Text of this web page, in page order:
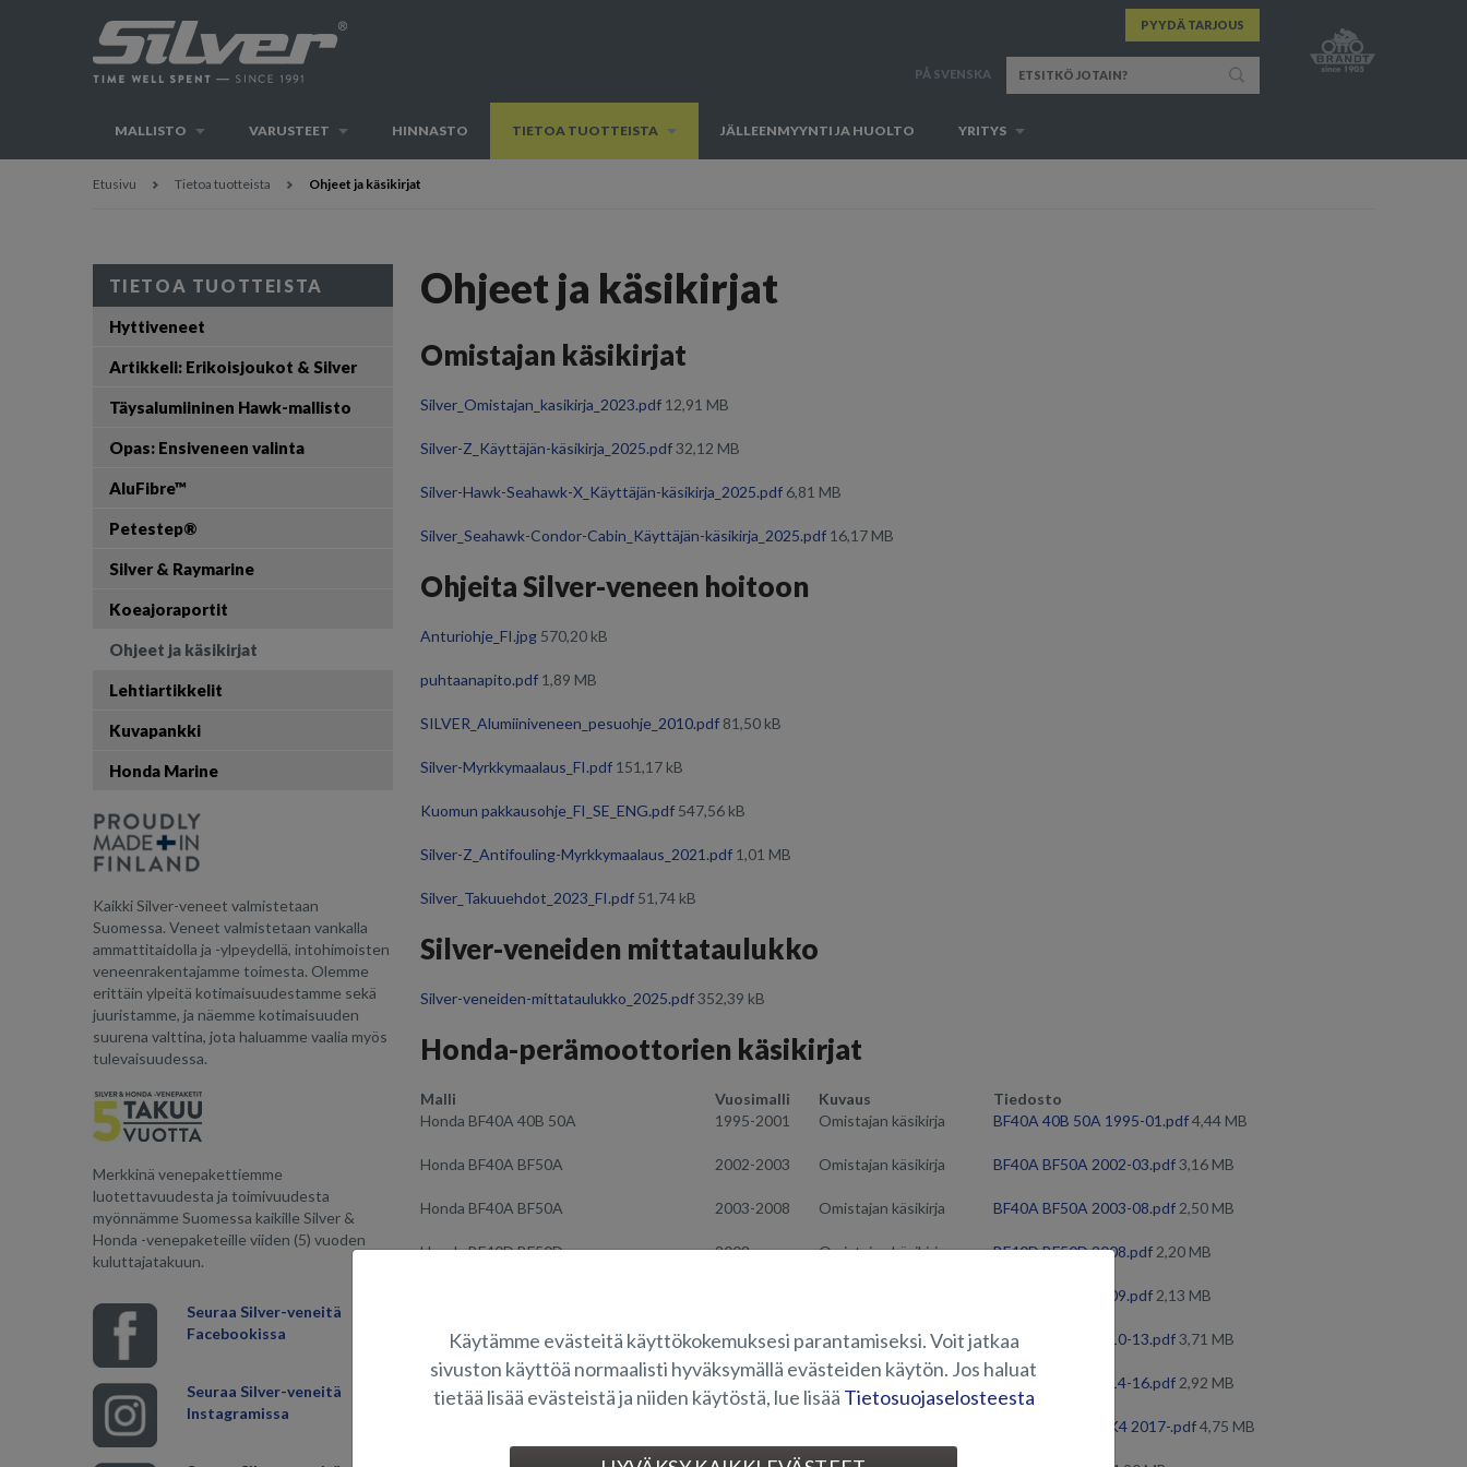
PYYDÄ TARJOUS
PÅ SVENSKA
MALLISTO VARUSTEET HINNASTO TIETOA TUOTTEISTA JÄLLEENMYYNTI JA HUOLTO YRITYS
Etusivu Tietoa tuotteista Ohjeet ja käsikirjat
Ohjeet ja käsikirjat
Omistajan käsikirjat
Silver_Omistajan_kasikirja_2023.pdf12,91 MB
Silver-Z_Käyttäjän-käsikirja_2025.pdf32,12 MB
Silver-Hawk-Seahawk-X_Käyttäjän-käsikirja_2025.pdf6,81 MB
Silver_Seahawk-Condor-Cabin_Käyttäjän-käsikirja_2025.pdf16,17 MB
Ohjeita Silver-veneen hoitoon
Anturiohje_FI.jpg570,20 kB
puhtaanapito.pdf1,89 MB
SILVER_Alumiiniveneen_pesuohje_2010.pdf81,50 kB
Silver-Myrkkymaalaus_FI.pdf151,17 kB
Kuomun pakkausohje_FI_SE_ENG.pdf547,56 kB
Silver-Z_Antifouling-Myrkkymaalaus_2021.pdf1,01 MB
Silver_Takuuehdot_2023_FI.pdf51,74 kB
Silver-veneiden mittataulukko
Silver-veneiden-mittataulukko_2025.pdf352,39 kB
Honda-perämoottorien käsikirjat
Malli Vuosimalli Kuvaus
Tiedosto
Honda BF40A 40B 50A
1995-2001 Omistajan käsikirja BF40A 40B 50A 1995-01.pdf4,44 MB
Honda BF40A BF50A 2002-2003 Omistajan käsikirja BF40A BF50A 2002-03.pdf3,16 MB
Honda BF40A BF50A 2003-2008 Omistajan käsikirja BF40A BF50A 2003-08.pdf2,50 MB
Honda BF40D BF50D 2008 Omistajan käsikirja BF40D BF50D 2008.pdf2,20 MB
BF40D BF50D 2009.pdf2,13 MB
Honda BF40D BF50D 2010-2013 Omistajan käsikirja BF40D BF50D 2010-13.pdf3,71 MB
Honda BF40D BF50D 2014-2016 Omistajan käsikirja BF40D BF50D 2014-16.pdf2,92 MB
BF40DK4 BF50DK4 2017-.pdf4,75 MB
TIETOA TUOTTEISTA
Hyttiveneet
Artikkeli: Erikoisjoukot & Silver
Täysalumiininen Hawk-mallisto
Opas: Ensiveneen valinta
AluFibre™
Petestep®
Silver & Raymarine
Koeajoraportit
Ohjeet ja käsikirjat
Lehtiartikkelit
Kuvapankki
Honda Marine
Kaikki Silver-veneet valmistetaan
Suomessa. Veneet valmistetaan vankalla
ammattitaidolla ja -ylpeydellä, intohimoisten
veneenrakentajamme toimesta. Olemme
erittäin ylpeitä kotimaisuudestamme sekä
juuristamme, ja näemme kotimaisuuden
suurena valttina, jota haluamme vaalia myös
tulevaisuudessa.
Merkkinä venepakettiemme
luotettavuudesta ja toimivuudesta
myönnämme Suomessa kaikille Silver &
Honda -venepaketeille viiden (5) vuoden
kuluttajatakuun.
Seuraa Silver-veneitä
Facebookissa
Seuraa Silver-veneitä
Instagramissa
Käytämme evästeitä käyttökokemuksesi parantamiseksi. Voit jatkaa
sivuston käyttöä normaalisti hyväksymällä evästeiden käytön. Jos haluat
tietää lisää evästeistä ja niiden käytöstä, lue lisää Tietosuojaselosteesta